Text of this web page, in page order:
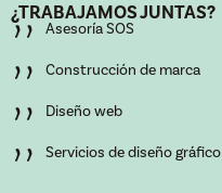
¿TRABAJAMOS JUNTAS?
’’ Asesoría SOS
’’ Construcción de marca
’’ Diseño web
’’ Servicios de diseño gráfico